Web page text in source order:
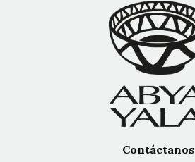
Contáctanos